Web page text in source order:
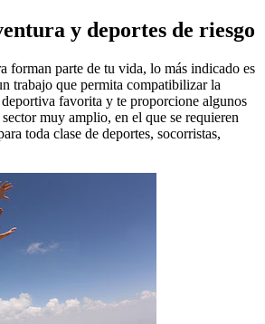
y deportes de riesgo
forman parte de tu vida, lo más indicado es
trabajo que permita compatibilizar la
favorita y te proporcione algunos
muy amplio, en el que se requieren
toda clase de deportes, socorristas,